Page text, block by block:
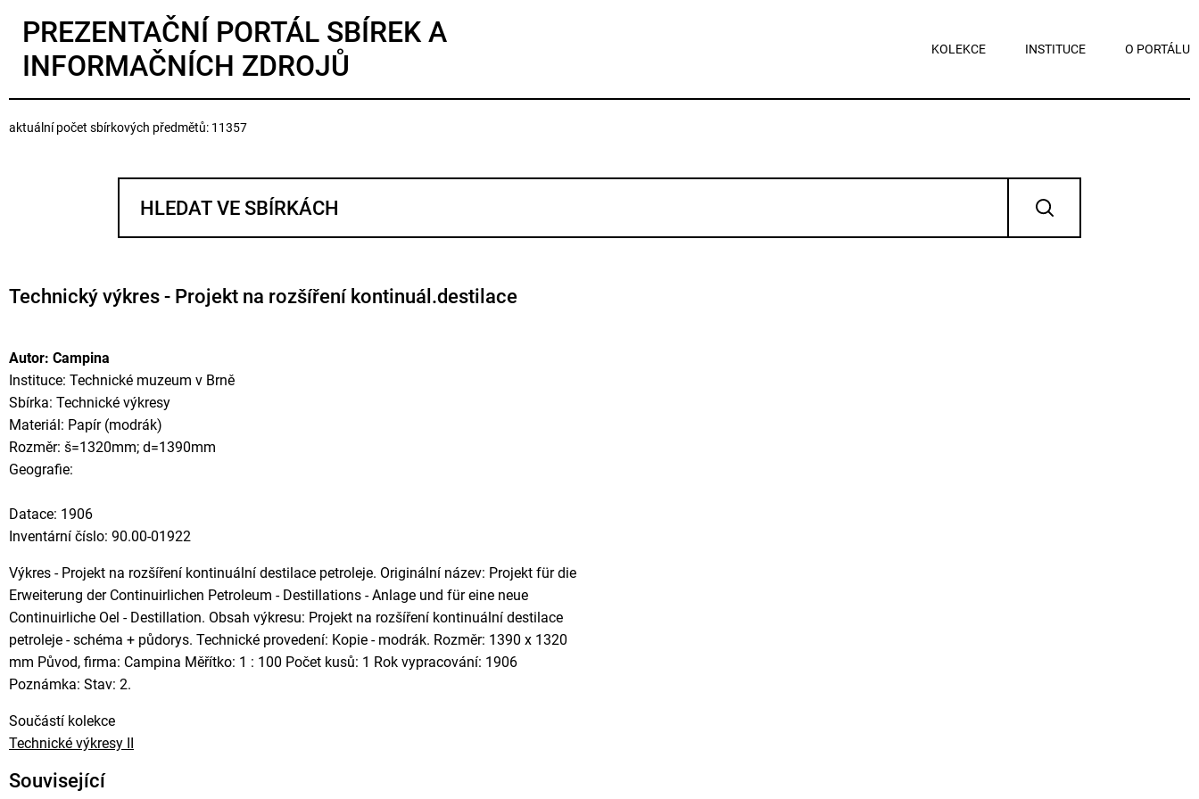
PREZENTAČNÍ PORTÁL SBÍREK A
INFORMAČNÍCH ZDROJŮ
KOLEKCE INSTITUCE O PORTÁLU
aktuální počet sbírkových předmětů: 11357
Technický výkres - Projekt na rozšíření kontinuál.destilace
Autor: Campina
Instituce: Technické muzeum v Brně
Sbírka: Technické výkresy
Materiál: Papír (modrák)
Rozměr: š=1320mm; d=1390mm
Geografie:
Datace: 1906
Inventární číslo: 90.00-01922
Výkres - Projekt na rozšíření kontinuální destilace petroleje. Originální název: Projekt für die
Erweiterung der Continuirlichen Petroleum - Destillations - Anlage und für eine neue
Continuirliche Oel - Destillation. Obsah výkresu: Projekt na rozšíření kontinuální destilace
petroleje - schéma + půdorys. Technické provedení: Kopie - modrák. Rozměr: 1390 x 1320
mm Původ, firma: Campina Měřítko: 1 : 100 Počet kusů: 1 Rok vypracování: 1906
Poznámka: Stav: 2.
Součástí kolekce
Technické výkresy II
Související